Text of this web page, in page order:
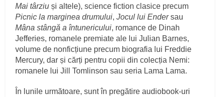
Mai târziuși altele), science fiction clasice precum
Picnic la marginea drumului,Jocul lui Endersau
Mâna stângă a întunericului, romance de Dinah
Jefferies, romanele premiate ale lui Julian Barnes,
volume de nonficțiune precum biografia lui Freddie
Mercury, dar și cărți pentru copii din colecția Nemi:
romanele lui Jill Tomlinson sau seria Lama Lama.
În lunile următoare, sunt în pregătire audiobook-uri